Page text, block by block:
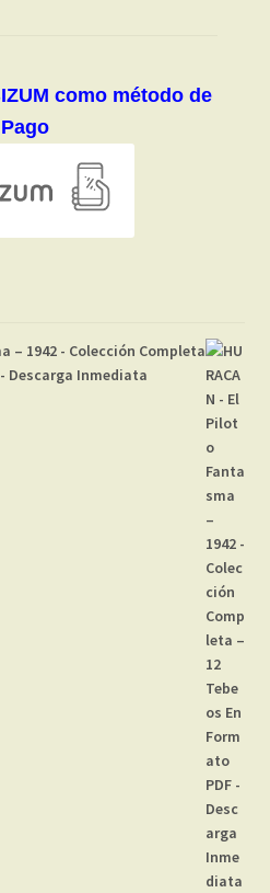
como método de
Pago
– 1942 - Colección Completa
Descarga Inmediata